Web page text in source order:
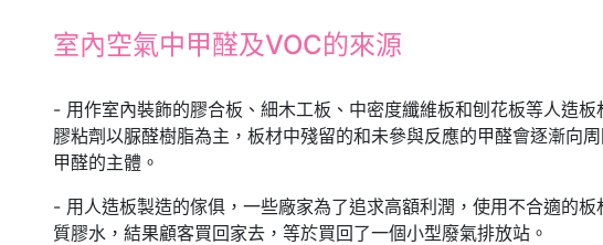
室內空氣中甲醛及VOC的來源
- 用作室內裝飾的膠合板、細木工板、中密度纖維板和刨花板等人造
膠粘劑以脲醛樹脂為主，板材中殘留的和未參與反應的甲醛會逐漸向
甲醛的主體。
- 用人造板製造的傢俱，一些廠家為了追求高額利潤，使用不合適的
質膠水，結果顧客買回家去，等於買回了一個小型廢氣排放站。